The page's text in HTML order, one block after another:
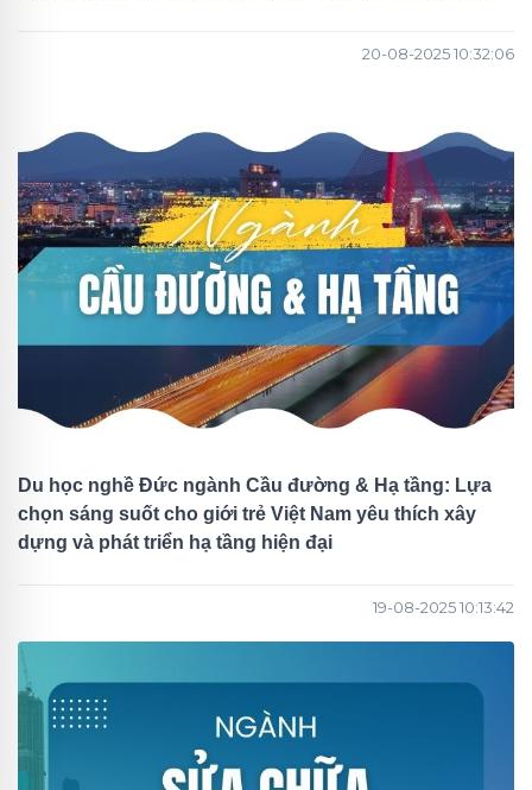
20-08-2025 10:32:06
Du học nghề Đức ngành Cầu đường & Hạ tầng: Lựa
chọn sáng suốt cho giới trẻ Việt Nam yêu thích xây
dựng và phát triển hạ tầng hiện đại
19-08-2025 10:13:42